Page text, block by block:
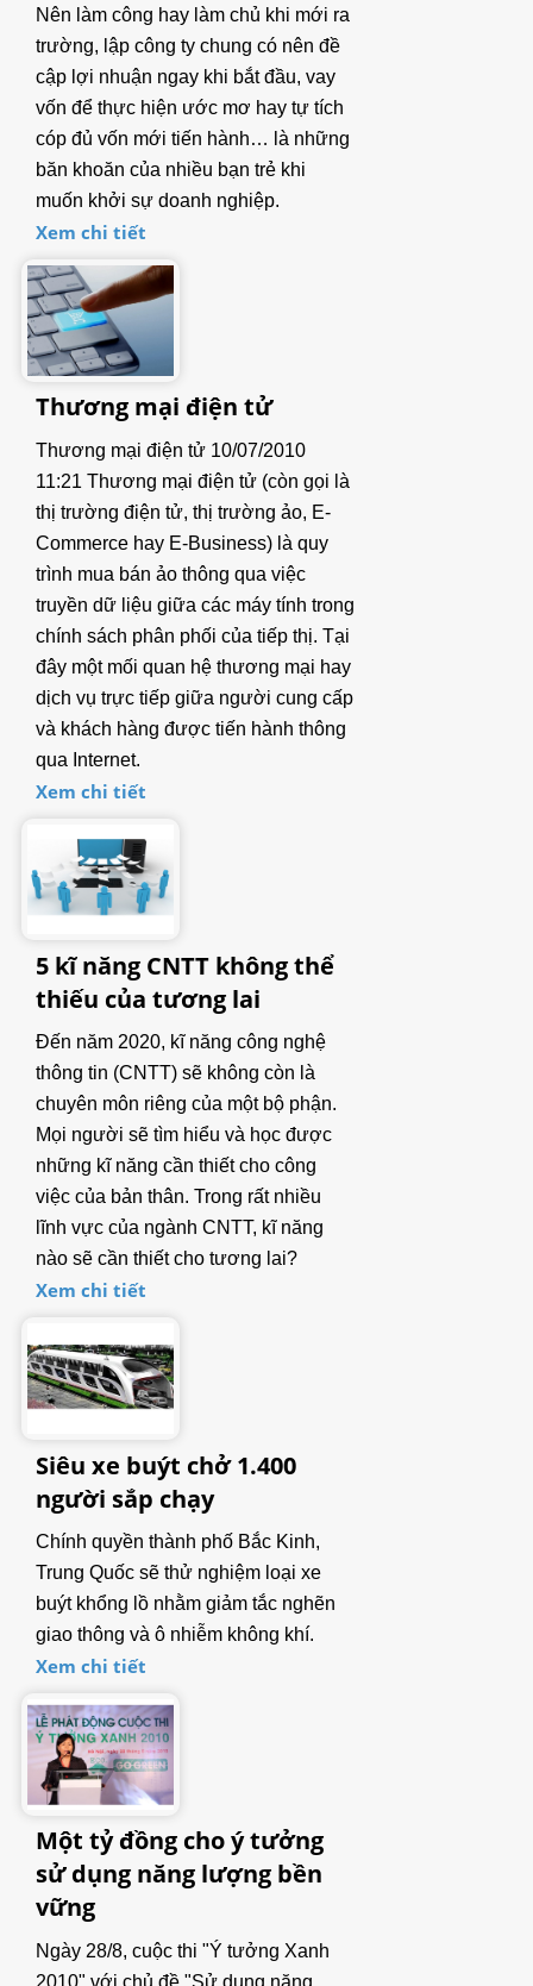
2.2. Cân tiểu ly, Cân phân tích
2.3. Cân đếm
2.4. Cân bàn
3. CÂN THƯƠNG MẠI (Commercial Scale)
4.1. Đầu cân cơ bản
4.2. Đầu cân có Relay In/Out, Analog Out
4.3. Đầu cân chống cháy nổ
4.4. Đầu cân chống nước
5. CẢM BIẾN TẢI (Load cell)
6. HỘP NỐI (Junction Box)
7. CÂN SỨC KHỎE
8. MÁY IN (Printer)
9. BẢNG LED
10. QUẢ CHUẨN
TIN TỨC
Kinh doanh
DOWNLOAD
LIÊN HỆ
Nên làm công hay làm chủ khi mới ra
trường, lập công ty chung có nên đề
cập lợi nhuận ngay khi bắt đầu, vay
vốn để thực hiện ước mơ hay tự tích
cóp đủ vốn mới tiến hành… là những
băn khoăn của nhiều bạn trẻ khi
muốn khởi sự doanh nghiệp.
Xem chi tiết
Thương mại điện tử
Thương mại điện tử 10/07/2010
11:21 Thương mại điện tử (còn gọi là
thị trường điện tử, thị trường ảo, E-
Commerce hay E-Business) là quy
trình mua bán ảo thông qua việc
truyền dữ liệu giữa các máy tính trong
chính sách phân phối của tiếp thị. Tại
đây một mối quan hệ thương mại hay
dịch vụ trực tiếp giữa người cung cấp
và khách hàng được tiến hành thông
qua Internet.
Xem chi tiết
5 kĩ năng CNTT không thể
thiếu của tương lai
Đến năm 2020, kĩ năng công nghệ
thông tin (CNTT) sẽ không còn là
chuyên môn riêng của một bộ phận.
Mọi người sẽ tìm hiểu và học được
những kĩ năng cần thiết cho công
việc của bản thân. Trong rất nhiều
lĩnh vực của ngành CNTT, kĩ năng
nào sẽ cần thiết cho tương lai?
Xem chi tiết
Siêu xe buýt chở 1.400
người sắp chạy
Chính quyền thành phố Bắc Kinh,
Trung Quốc sẽ thử nghiệm loại xe
buýt khổng lồ nhằm giảm tắc nghẽn
giao thông và ô nhiễm không khí.
Xem chi tiết
Một tỷ đồng cho ý tưởng
sử dụng năng lượng bền
vững
Ngày 28/8, cuộc thi "Ý tưởng Xanh
2010" với chủ đề "Sử dụng năng